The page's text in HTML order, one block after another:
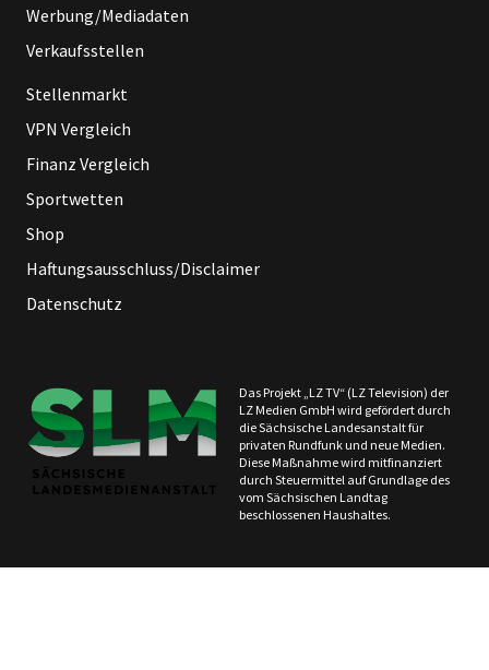
Werbung/Mediadaten
Verkaufsstellen
Stellenmarkt
VPN Vergleich
Finanz Vergleich
Sportwetten
Shop
Haftungsausschluss/Disclaimer
Datenschutz
Das Projekt „LZ TV“ (LZ Television) der
LZ Medien GmbH wird gefördert durch
die Sächsische Landesanstalt für
privaten Rundfunk und neue Medien.
Diese Maßnahme wird mitfinanziert
durch Steuermittel auf Grundlage des
vom Sächsischen Landtag
beschlossenen Haushaltes.